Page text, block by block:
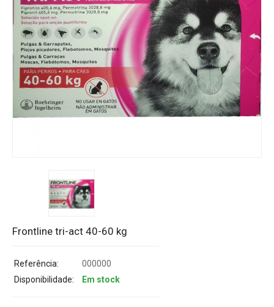
Frontline tri-act 40-60 kg
Referência:
000000
Disponibilidade:
Em stock